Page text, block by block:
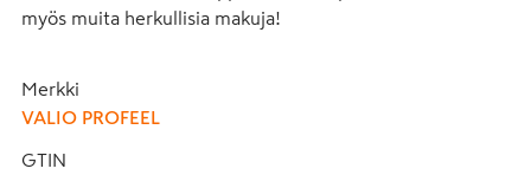
myös muita herkullisia makuja!
Merkki
VALIO PROFEEL
GTIN